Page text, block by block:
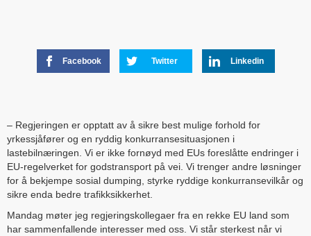
Facebook Twitter Linkedin
– Regjeringen er opptatt av å sikre best mulige forhold for
yrkessjåfører og en ryddig konkurransesituasjonen i
lastebilnæringen. Vi er ikke fornøyd med EUs foreslåtte endringer i
EU-regelverket for godstransport på vei. Vi trenger andre løsninger
for å bekjempe sosial dumping, styrke ryddige konkurransevilkår og
sikre enda bedre trafikksikkerhet.
Mandag møter jeg regjeringskollegaer fra en rekke EU land som
har sammenfallende interesser med oss. Vi står sterkest når vi